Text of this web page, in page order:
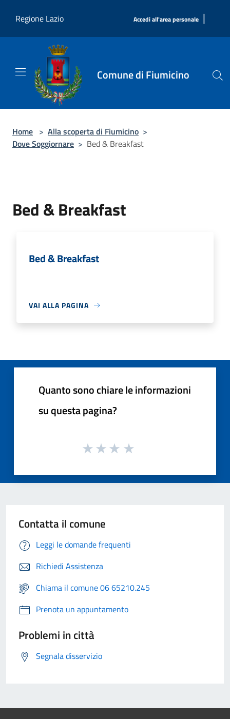
Regione Lazio
Accedi all'area personale |
Comune di Fiumicino
Home > Alla scoperta di Fiumicino >
Dove Soggiornare > Bed & Breakfast
Bed & Breakfast
Bed & Breakfast
VAI ALLA PAGINA
Quanto sono chiare le informazioni
su questa pagina?
Contatta il comune
Leggi le domande frequenti
Richiedi Assistenza
Chiama il comune 06 65210.245
Prenota un appuntamento
Problemi in città
Segnala disservizio